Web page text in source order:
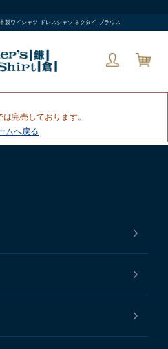
製ワイシャツ ドレスシャツ ネクタイ ブラウス
完売しております。
ムへ戻る